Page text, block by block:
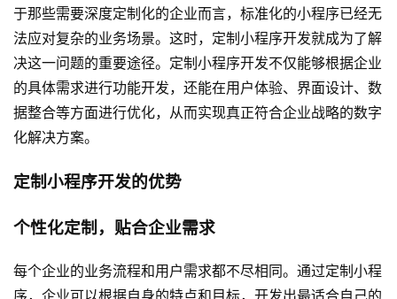
于那些需要深度定制化的企业而言，标准化的小程序已经无
法应对复杂的业务场景。这时，定制小程序开发就成为了解
决这一问题的重要途径。定制小程序开发不仅能够根据企业
的具体需求进行功能开发，还能在用户体验、界面设计、数
据整合等方面进行优化，从而实现真正符合企业战略的数字
化解决方案。
定制小程序开发的优势
个性化定制，贴合企业需求
每个企业的业务流程和用户需求都不尽相同。通过定制小程
序，企业可以根据自身的特点和目标，开发出最适合自己的